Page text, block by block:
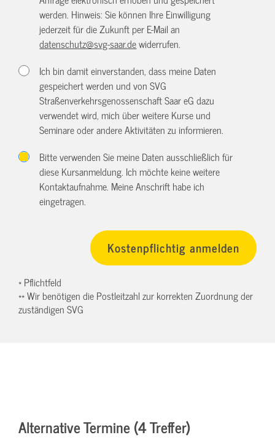
werden. Hinweis: Sie können Ihre Einwilligung
jederzeit für die Zukunft per E-Mail an
datenschutz@svg-saar.dewiderrufen.
Ich bin damit einverstanden, dass meine Daten
gespeichert werden und von SVG
Straßenverkehrsgenossenschaft Saar eG dazu
verwendet wird, mich über weitere Kurse und
Seminare oder andere Aktivitäten zu informieren.
Bitte verwenden Sie meine Daten ausschließlich für
diese Kursanmeldung. Ich möchte keine weitere
Kontaktaufnahme. Meine Anschrift habe ich
eingetragen.
* Pflichtfeld
** Wir benötigen die Postleitzahl zur korrekten Zuordnung der
zuständigen SVG
Alternative Termine (4 Treffer)